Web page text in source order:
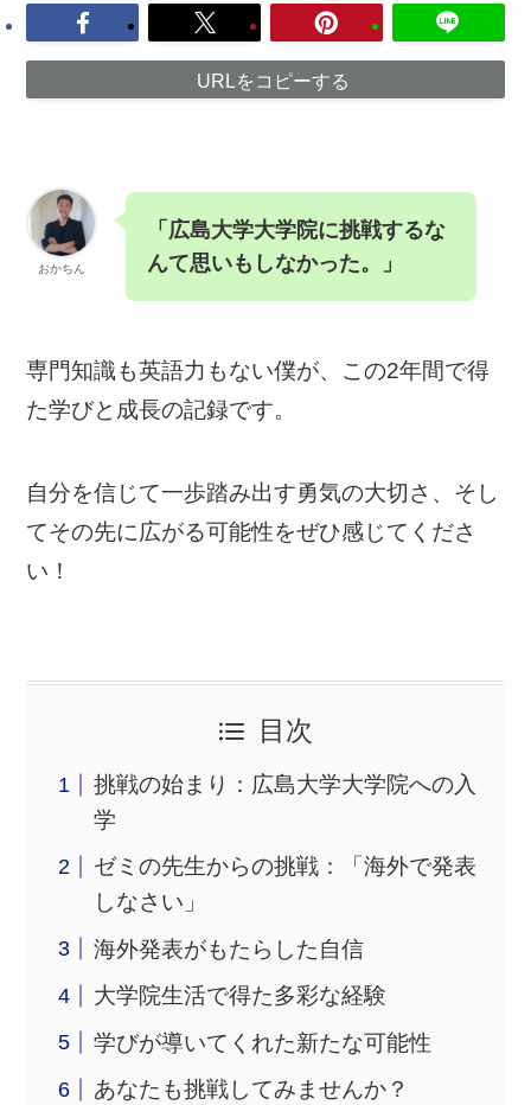
URLをコピーする
おかちん
「広島大学大学院に挑戦するな
んて思いもしなかった。」
専門知識も英語力もない僕が、この2年間で得
た学びと成長の記録です。
自分を信じて一歩踏み出す勇気の大切さ、そし
てその先に広がる可能性をぜひ感じてくださ
い！
目次
挑戦の始まり：広島大学大学院への入
学
ゼミの先生からの挑戦：「海外で発表
しなさい」
海外発表がもたらした自信
大学院生活で得た多彩な経験
学びが導いてくれた新たな可能性
あなたも挑戦してみませんか？